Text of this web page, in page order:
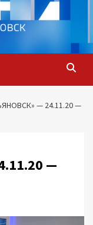
— 24.11.20 —
—